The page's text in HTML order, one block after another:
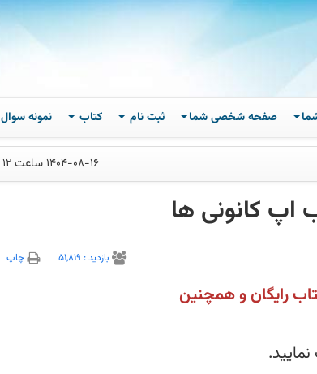
صفحه شخصی شما ثبت نام کتاب نمونه سوال
1404-08-16 ساعت 12
بازديد : 51,819 چاپ
رایگان و همچنین